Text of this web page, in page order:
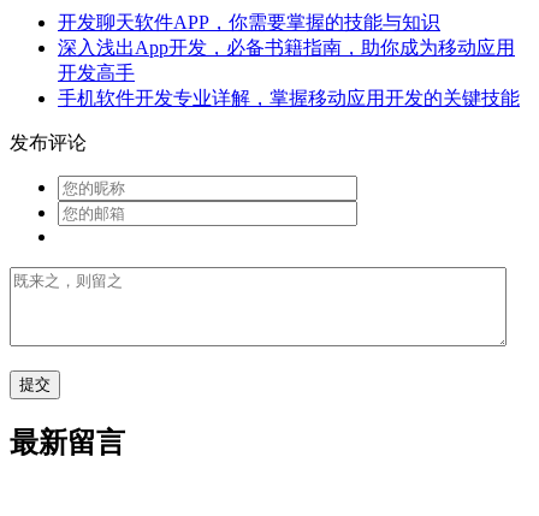
开发聊天软件APP，你需要掌握的技能与知识
深入浅出App开发，必备书籍指南，助你成为移动应用
开发高手
手机软件开发专业详解，掌握移动应用开发的关键技能
发布评论
最新留言